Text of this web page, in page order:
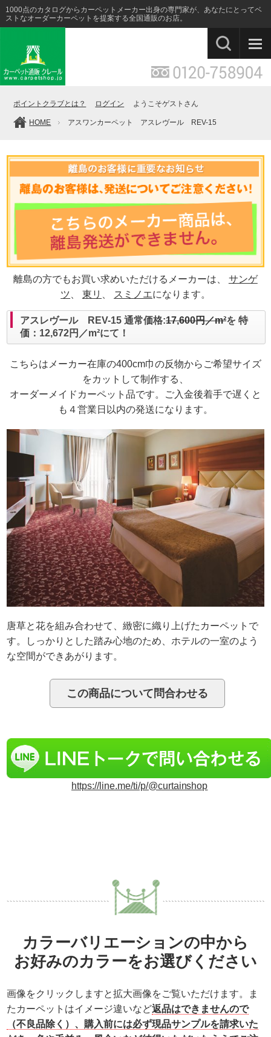
1000点のカタログからカーペットメーカー出身の専門家が、あなたにとってベ
ストなオーダーカーペットを提案する全国通販のお店。
ポイントクラブとは？ ログイン ようこそゲストさん
HOME アスワンカーペット アスレヴール REV-15
離島の方でもお買い求めいただけるメーカーは、 サンゲ
ツ 、東リ スミノエになります。
アスレヴール REV-15 通常価格:17,600円／m²を 特
価：12,672円／m²にて！
こちらはメーカー在庫の400cm巾の反物からご希望サイズ
をカットして制作する、
オーダーメイドカーペット品です。ご入金後着手で遅くと
も４営業日以内の発送になります。
唐草と花を組み合わせて、緻密に織り上げたカーペットで
す。しっかりとした踏み心地のため、ホテルの一室のよう
な空間ができあがります。
https://line.me/ti/p/@curtainshop
カラーバリエーションの中から
お好みのカラーをお選びください
画像をクリックしますと拡大画像をご覧いただけます。ま
たカーペットはイメージ違いなど返品はできませんので
（不良品除く）、購入前には必ず現品サンプルを請求いた